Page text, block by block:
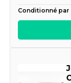
Conditionné par